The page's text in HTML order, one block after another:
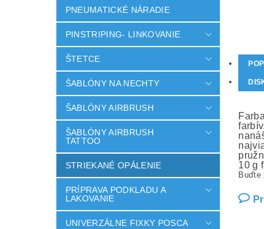
PNEUMATICKÉ NÁRADIE
PINSTRIPING- LINKOVANIE
ŠTETCE
ŠABLÓNY NA NECHTY
ŠABLÓNY AIRBRUSH
ŠABLÓNY AIRBRUSH
TATTOO
STRIEKANÉ OPÁLENIE
PRÍPRAVA PODKLADU A
LAKOVANIE
UNIVERZÁLNE FIXKY POSCA
10 g
Buďte